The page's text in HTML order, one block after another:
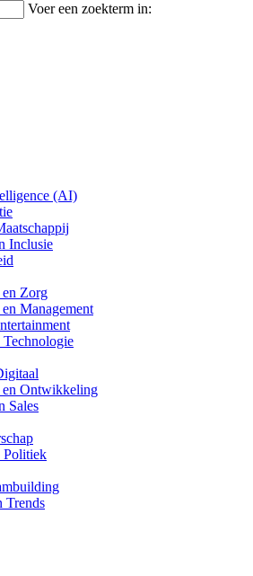
Voer een zoekterm in:
(AI)
Inclusie
Zorg
Management
en Ontwikkeling
Sales
Politiek
Trends